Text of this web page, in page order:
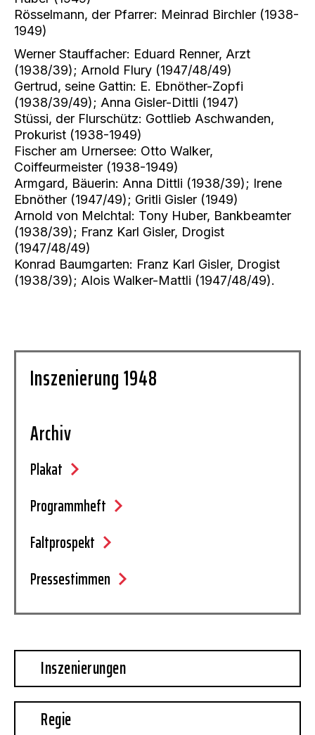
Rösselmann, der Pfarrer: Meinrad Birchler (1938-
1949)
Werner Stauffacher: Eduard Renner, Arzt
(1938/39); Arnold Flury (1947/48/49)
Gertrud, seine Gattin: E. Ebnöther-Zopfi
(1938/39/49); Anna Gisler-Dittli (1947)
Stüssi, der Flurschütz: Gottlieb Aschwanden,
Prokurist (1938-1949)
Fischer am Urnersee: Otto Walker,
Coiffeurmeister (1938-1949)
Armgard, Bäuerin: Anna Dittli (1938/39); Irene
Ebnöther (1947/49); Gritli Gisler (1949)
Arnold von Melchtal: Tony Huber, Bankbeamter
(1938/39); Franz Karl Gisler, Drogist
(1947/48/49)
Konrad Baumgarten: Franz Karl Gisler, Drogist
(1938/39); Alois Walker-Mattli (1947/48/49).
Inszenierung 1948
Archiv
Plakat
Programmheft
Faltprospekt
Pressestimmen
Inszenierungen
Regie